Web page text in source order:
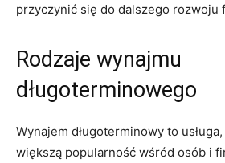
przyczynić się do dalszego ​rozwoju
Rodzaje​ wynajmu
długoterminowego
Wynajem długoterminowy to‌
większą popularność ​wśród osób i